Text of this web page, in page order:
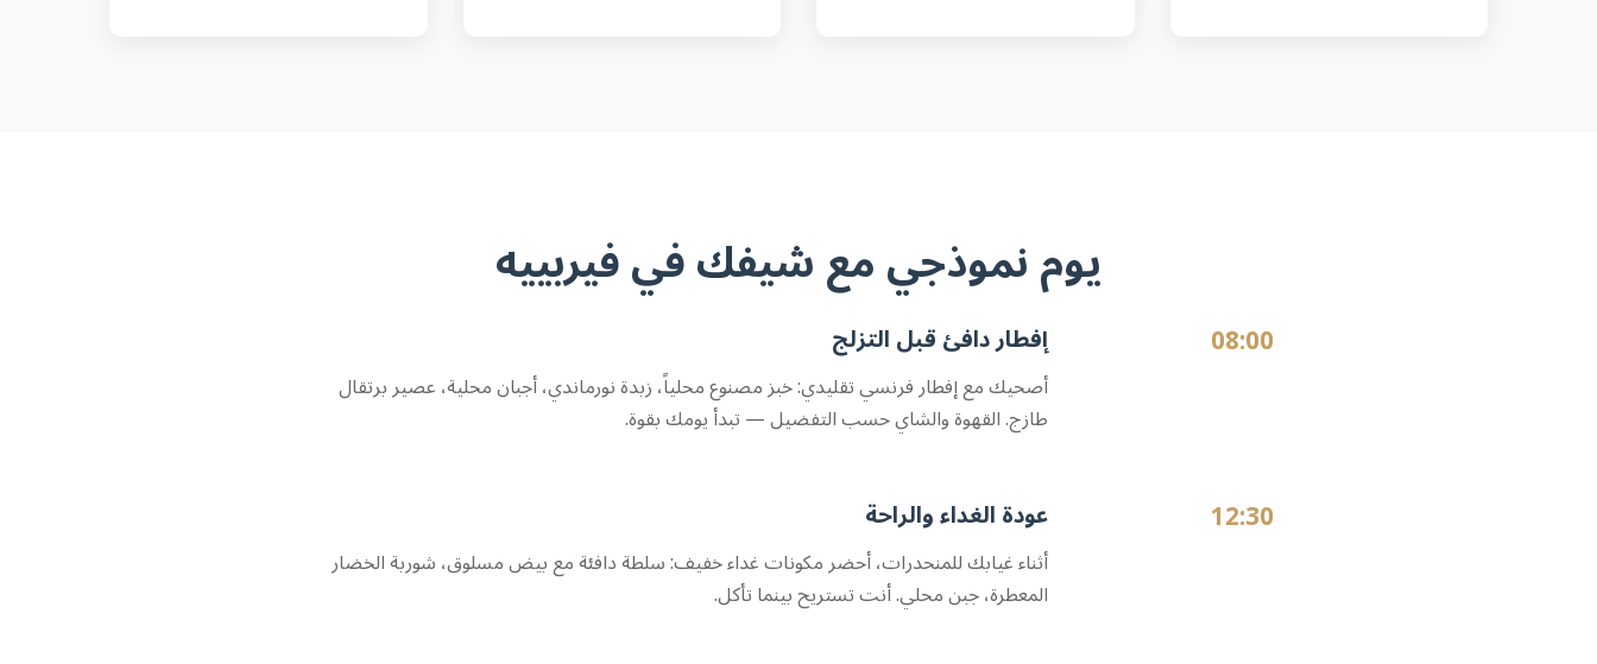
يوم نموذجي مع شيفك في فيربييه
08:00 إفطار دافئ قبل التزلج
أصحيك مع إفطار فرنسي تقليدي: خبز مصنوع محلياً، زبدة نورماندي، أجبان محلية، عصير برتقال
طازج. القهوة والشاي حسب التفضيل — تبدأ يومك بقوة.
12:30 عودة الغداء والراحة
أثناء غيابك للمنحدرات، أحضر مكونات غداء خفيف: سلطة دافئة مع بيض مسلوق، شوربة الخضار
المعطرة، جبن محلي. أنت تستريح بينما تأكل.